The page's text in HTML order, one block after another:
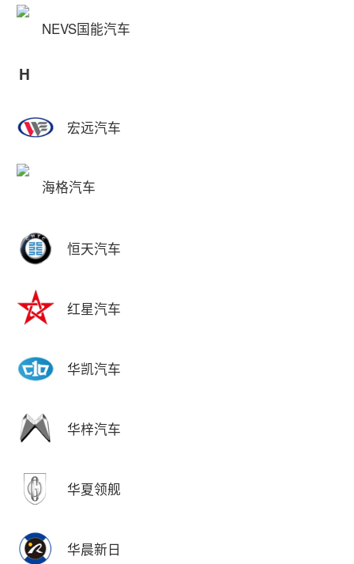
NEVS国能汽车
H
宏远汽车
海格汽车
恒天汽车
红星汽车
华凯汽车
华梓汽车
华夏领舰
华晨新日